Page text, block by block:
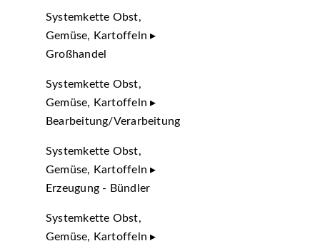
Systemkette Obst,
Gemüse, Kartoffeln ▸
Großhandel
Systemkette Obst,
Gemüse, Kartoffeln ▸
Bearbeitung/Verarbeitung
Systemkette Obst,
Gemüse, Kartoffeln ▸
Erzeugung - Bündler
Systemkette Obst,
Gemüse, Kartoffeln ▸